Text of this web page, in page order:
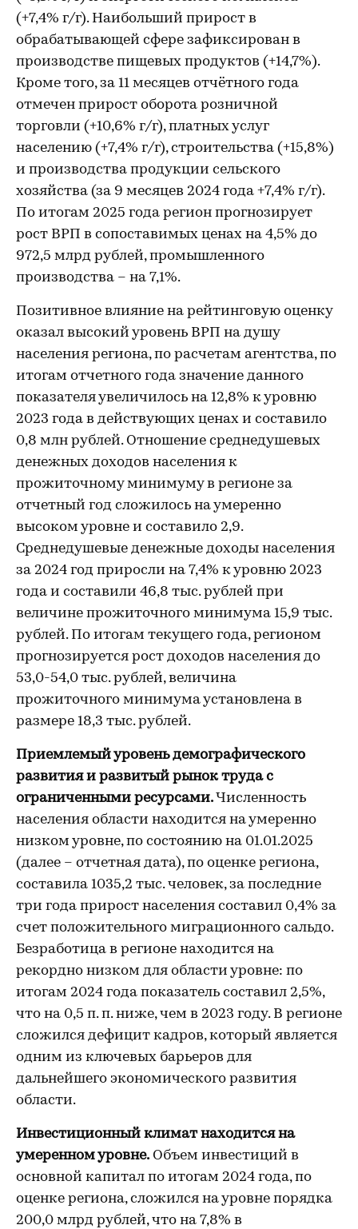
(+7,4% г/г). Наибольший прирост в
обрабатывающей сфере зафиксирован в
производстве пищевых продуктов (+14,7%).
Кроме того, за 11 месяцев отчётного года
отмечен прирост оборота розничной
торговли (+10,6% г/г), платных услуг
населению (+7,4% г/г), строительства (+15,8%)
и производства продукции сельского
хозяйства (за 9 месяцев 2024 года +7,4% г/г).
По итогам 2025 года регион прогнозирует
рост ВРП в сопоставимых ценах на 4,5% до
972,5 млрд рублей, промышленного
производства – на 7,1%.
Позитивное влияние на рейтинговую оценку
оказал высокий уровень ВРП на душу
населения региона, по расчетам агентства, по
итогам отчетного года значение данного
показателя увеличилось на 12,8% к уровню
2023 года в действующих ценах и составило
0,8 млн рублей. Отношение среднедушевых
денежных доходов населения к
прожиточному минимуму в регионе за
отчетный год сложилось на умеренно
высоком уровне и составило 2,9.
Среднедушевые денежные доходы населения
за 2024 год приросли на 7,4% к уровню 2023
года и составили 46,8 тыс. рублей при
величине прожиточного минимума 15,9 тыс.
рублей. По итогам текущего года, регионом
прогнозируется рост доходов населения до
53,0-54,0 тыс. рублей, величина
прожиточного минимума установлена в
размере 18,3 тыс. рублей.
Приемлемый уровень демографического
развития и развитый рынок труда с
ограниченными ресурсами.Численность
населения области находится на умеренно
низком уровне, по состоянию на 01.01.2025
(далее – отчетная дата), по оценке региона,
составила 1035,2 тыс. человек, за последние
три года прирост населения составил 0,4% за
счет положительного миграционного сальдо.
Безработица в регионе находится на
рекордно низком для области уровне: по
итогам 2024 года показатель составил 2,5%,
что на 0,5 п. п. ниже, чем в 2023 году. В регионе
сложился дефицит кадров, который является
одним из ключевых барьеров для
дальнейшего экономического развития
области.
Инвестиционный климат находится на
умеренномуровне. Объем инвестиций в
основной капитал по итогам 2024 года, по
оценке региона, сложился на уровне порядка
200,0 млрд рублей, что на 7,8% в